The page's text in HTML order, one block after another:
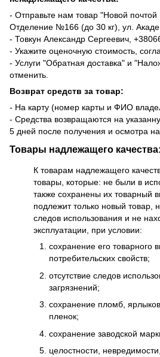
- Отправьте нам товар "Новой почтой
Отделение №166 (до 30 кг), ул.
- Товкун Александр Сергеевич, +38
- Укажите оценочную стоимость,
- Услуги "Обратная доставка" и
отменить.
Возврат средств за товар:
- На карту (номер карты и ФИО
- Средства возвращаются на
5 дней после получения и осмотра
Товары надлежащего качества:
К товарам надлежащего
товары, которые: не были в
также сохранены их товарный
подлежит только новый
следов использования и не
эксплуатации, при условии:
сохранение его товарного
потребительских свойств;
отсутствие следов
загрязнений;
сохранение пломб,
пленок;
сохранение заводской
целостности,